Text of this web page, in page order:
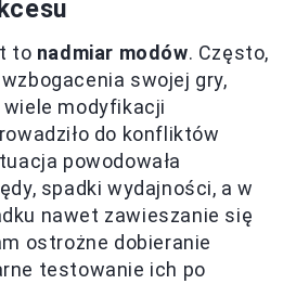
to nadmiar modów. Często,
swojej gry,
modyfikacji
do konfliktów
powodowała
spadki wydajności, a w
nawet zawieszanie się
ostrożne dobieranie
testowanie ich po